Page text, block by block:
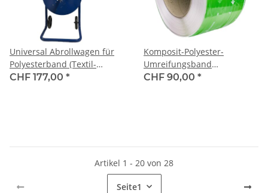
Universal Abrollwagen für
Polyesterband (Textil-
Kraftbänder, gewebt,
CHF 177,00 *
Komposit-Polyester-
Umreifungsband
(COMPOSITE STRAP)
CHF 90,00 *
Artikel 1 - 20 von 28
Seite1